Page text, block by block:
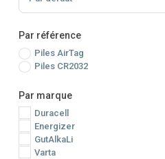
Par référence
Piles AirTag
Piles CR2032
Par marque
Duracell
Energizer
GutAlkaLi
Varta